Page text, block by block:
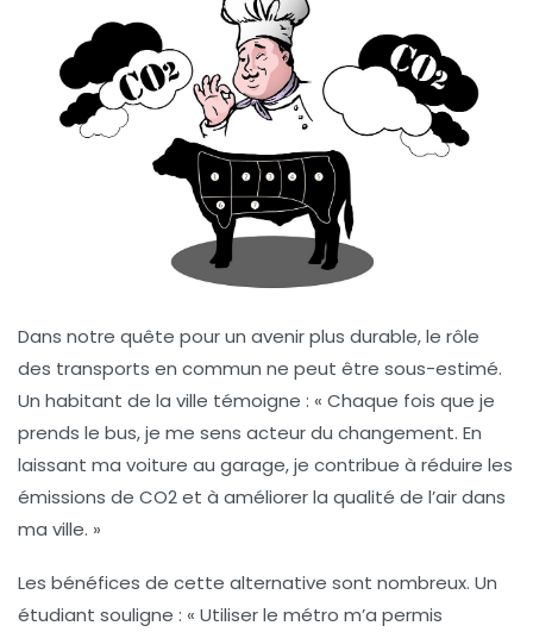
Dans notre quête pour un avenir plus durable, le rôle
des transports en commun ne peut être sous-estimé.
Un habitant de la ville témoigne : « Chaque fois que je
prends le bus, je me sens acteur du changement. En
laissant ma voiture au garage, je contribue à réduire les
émissions de CO2et à améliorer la qualité de l’air dans
ma ville. »
Les bénéfices de cette alternative sont nombreux. Un
étudiant souligne : « Utiliser le métro m’a permis